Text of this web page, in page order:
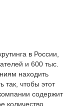
в России,
и 600 тыс.
находить
так, чтобы этот
содержит
количество